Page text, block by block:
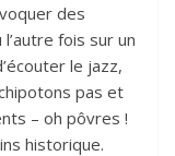
des
fois sur un
le jazz,
pas et
– oh pôvres !
historique.